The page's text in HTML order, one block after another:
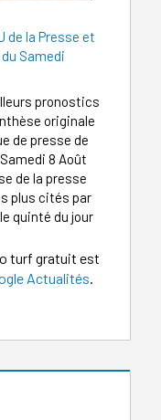
de la Presse et
Samedi
pronostics
originale
de presse de
8 Août
de la presse
plus cités par
quinté du jour
turf gratuit est
Actualités